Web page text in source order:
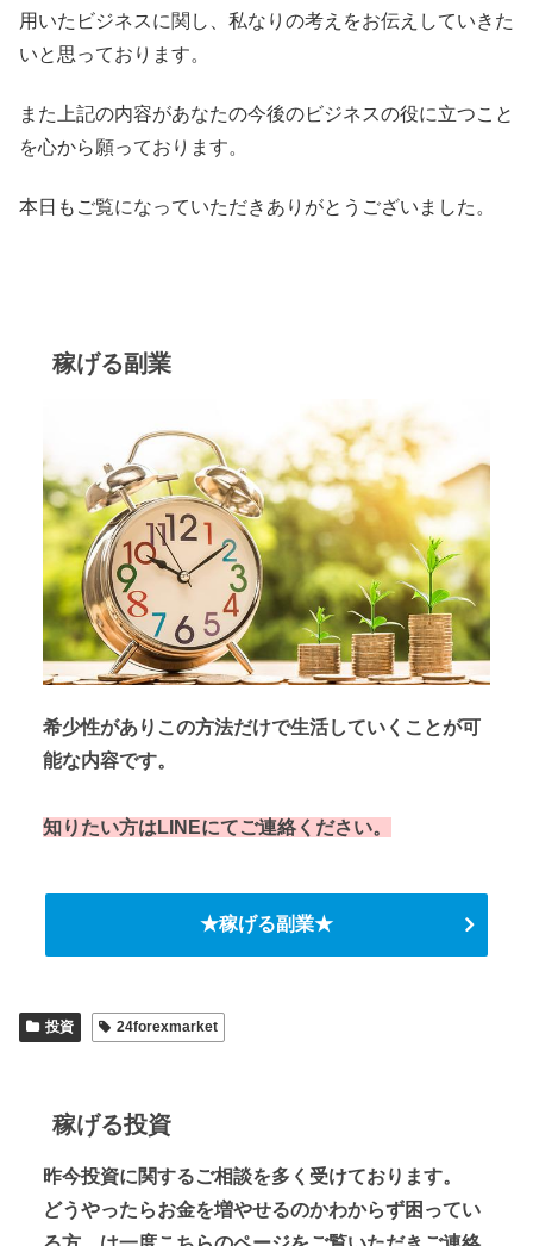
用いたビジネスに関し、私なりの考えをお伝えしていきた
いと思っております。
また上記の内容があなたの今後のビジネスの役に立つこと
を心から願っております。
本日もご覧になっていただきありがとうございました。
稼げる副業
希少性がありこの方法だけで生活していくことが可
能な内容です。
知りたい方はLINEにてご連絡ください。
★稼げる副業★
投資 24forexmarket
稼げる投資
昨今投資に関するご相談を多く受けております。
どうやったらお金を増やせるのかわからず困ってい